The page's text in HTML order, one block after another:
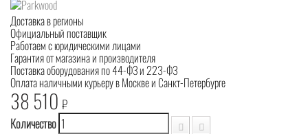
Доставка в регионы
Официальный поставщик
Работаем с юридическими лицами
Гарантия от магазина и производителя
Поставка оборудования по 44-ФЗ и 223-ФЗ
Оплата наличными курьеру в Москве и Санкт-Петербурге
38 510 ₽
Количество